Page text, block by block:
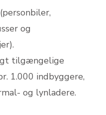
og
tilgængelige
1.000 indbyggere,
og lynladere.